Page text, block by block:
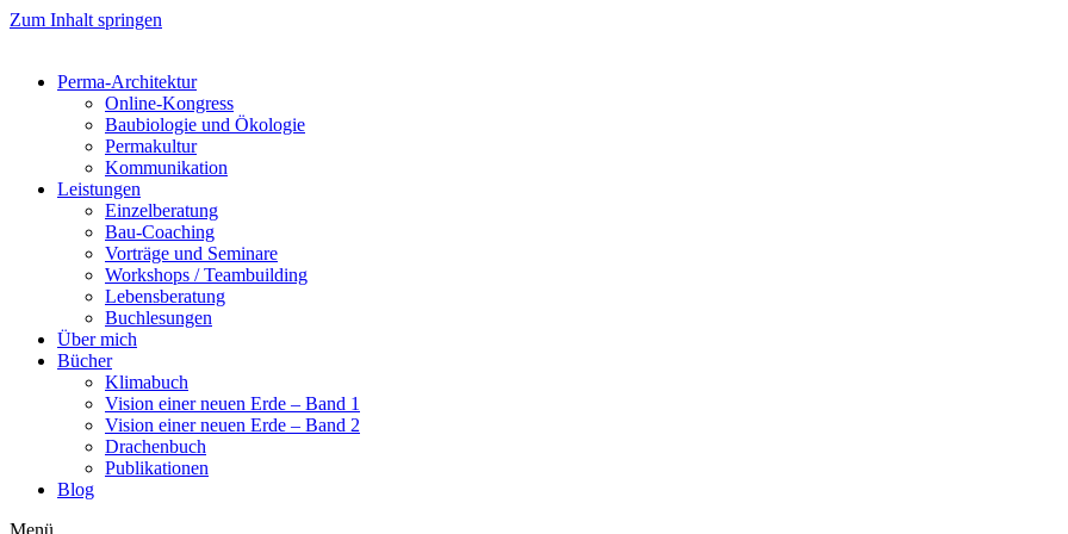
Zum Inhalt springen
Perma-Architektur
Online-Kongress
Baubiologie und Ökologie
Permakultur
Kommunikation
Leistungen
Einzelberatung
Bau-Coaching
Vorträge und Seminare
Workshops / Teambuilding
Lebensberatung
Buchlesungen
Über mich
Bücher
Klimabuch
Vision einer neuen Erde – Band 1
Vision einer neuen Erde – Band 2
Drachenbuch
Publikationen
Blog
Menü